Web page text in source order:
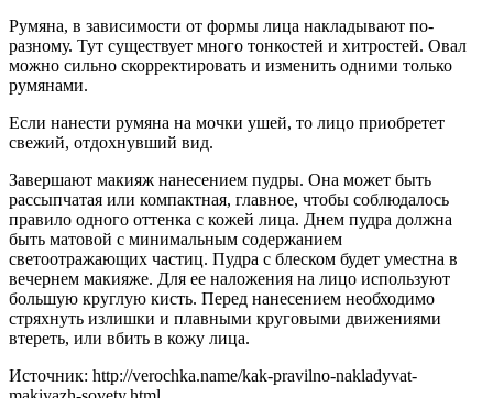
Румяна, в зависимости от формы лица накладывают по-
разному. Тут существует много тонкостей и хитростей. Овал
можно сильно скорректировать и изменить одними только
румянами.
Если нанести румяна на мочки ушей, то лицо приобретет
свежий, отдохнувший вид.
Завершают макияж нанесением пудры. Она может быть
рассыпчатая или компактная, главное, чтобы соблюдалось
правило одного оттенка с кожей лица. Днем пудра должна
быть матовой с минимальным содержанием
светоотражающих частиц. Пудра с блеском будет уместна в
вечернем макияже. Для ее наложения на лицо используют
большую круглую кисть. Перед нанесением необходимо
стряхнуть излишки и плавными круговыми движениями
втереть, или вбить в кожу лица.
Источник: http://verochka.name/kak-pravilno-nakladyvat-